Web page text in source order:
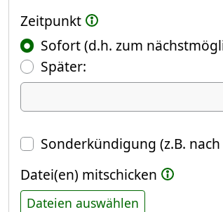
Zeitpunkt
Sofort (d.h. zum
Später:(Fokus springt
Datum
Sonderkündigung (z.B.
Datei(en) mitschicken
Dateien auswählen